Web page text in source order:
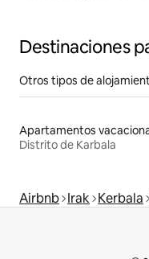
Destinaciones
Otros tipos de
Apartamentos
Distrito de Karbala
Airbnb Irak Kerbala